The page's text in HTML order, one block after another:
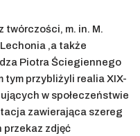
twórczości, m. in. M.
,a także
Piotra Ściegiennego
tym przybliżyli realia XIX-
w społeczeństwie
zawierająca szereg
zdjęć